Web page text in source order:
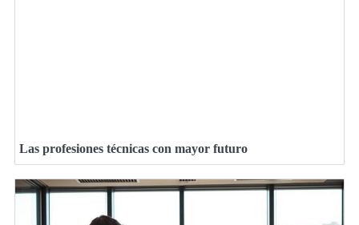
Las profesiones técnicas con mayor futuro